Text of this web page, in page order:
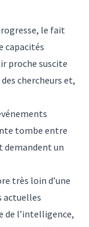
le fait
capacités
proche suscite
chercheurs et,
tombe entre
demandent un
très loin d’une
actuelles
l’intelligence,